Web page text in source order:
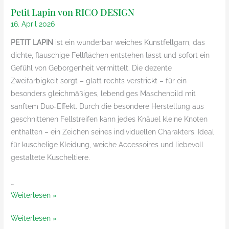
Petit Lapin von RICO DESIGN
16. April 2026
PETIT LAPIN ist ein wunderbar weiches Kunstfellgarn, das
dichte, flauschige Fellflächen entstehen lässt und sofort ein
Gefühl von Geborgenheit vermittelt. Die dezente
Zweifarbigkeit sorgt – glatt rechts verstrickt – für ein
besonders gleichmäßiges, lebendiges Maschenbild mit
sanftem Duo-Effekt. Durch die besondere Herstellung aus
geschnittenen Fellstreifen kann jedes Knäuel kleine Knoten
enthalten – ein Zeichen seines individuellen Charakters. Ideal
für kuschelige Kleidung, weiche Accessoires und liebevoll
gestaltete Kuscheltiere.
…
Petit
von
Weiterlesen »
Petit
Weiterlesen »